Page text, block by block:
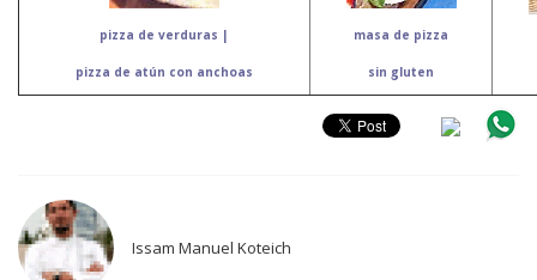
pizza de verduras |
pizza de atún con anchoas
masa de pizza
sin gluten
Issam Manuel Koteich